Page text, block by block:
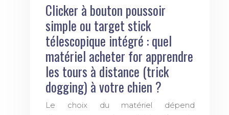
Clicker à bouton poussoir
simple ou target stick
télescopique intégré : quel
matériel acheter for apprendre
les tours à distance (trick
dogging) à votre chien ?
Le choix du matériel dépend